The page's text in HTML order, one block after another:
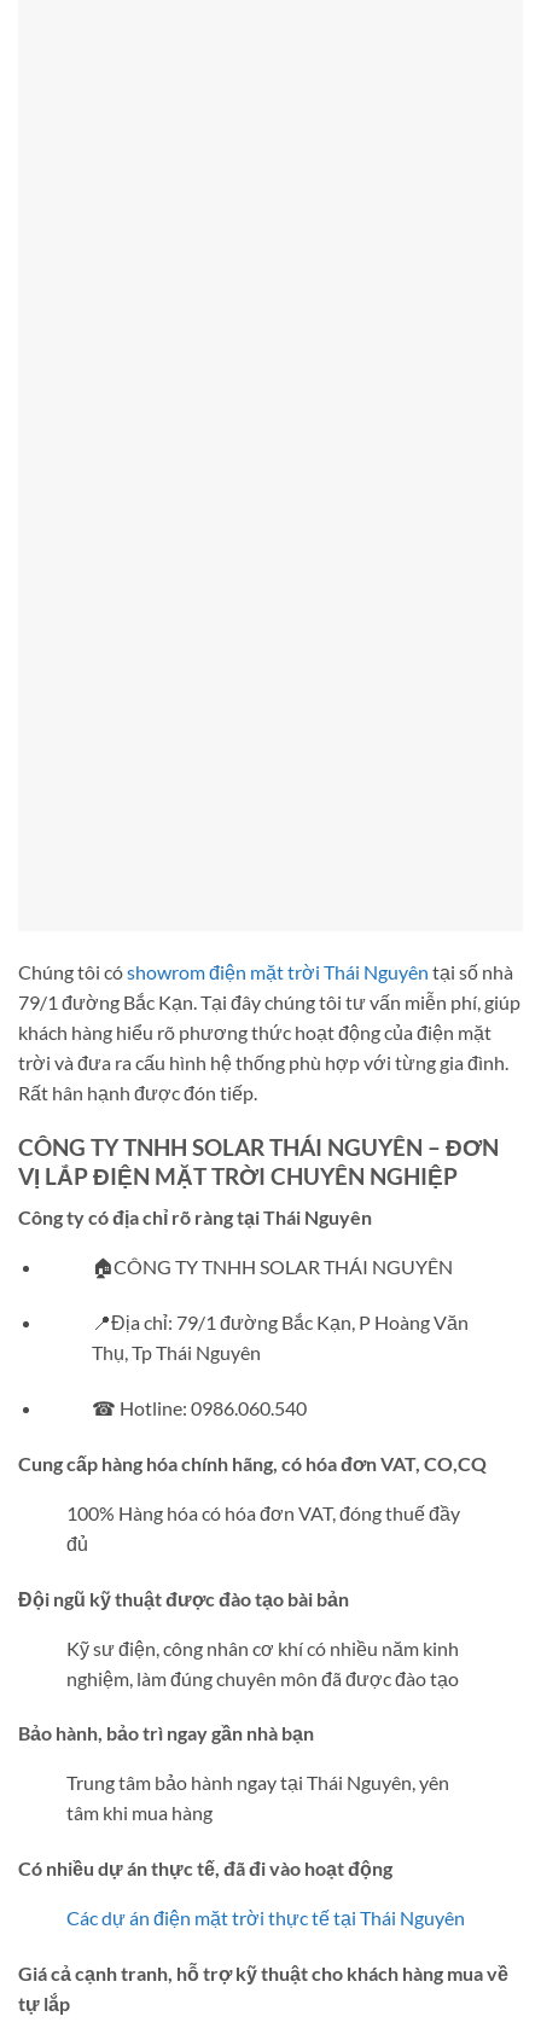
Chúng tôi cóshowrom điện mặt trời Thái Nguyên tại số nhà
79/1 đường Bắc Kạn. Tại đây chúng tôi tư vấn miễn phí, giúp
khách hàng hiểu rõ phương thức hoạt động của điện mặt
trời và đưa ra cấu hình hệ thống phù hợp với từng gia đình.
Rất hân hạnh được đón tiếp.
CÔNG TY TNHH SOLAR THÁI NGUYÊN – ĐƠN
VỊ LẮP ĐIỆN MẶT TRỜI CHUYÊN NGHIỆP
Công ty có địa chỉ rõ ràng tại Thái Nguyên
🏠CÔNG TY TNHH SOLAR THÁI NGUYÊN
📍Địa chỉ: 79/1 đường Bắc Kạn, P Hoàng Văn
Thụ, Tp Thái Nguyên
☎ Hotline: 0986.060.540
Cung cấp hàng hóa chính hãng, có hóa đơn VAT, CO,CQ
100% Hàng hóa có hóa đơn VAT, đóng thuế đầy
đủ
Đội ngũ kỹ thuật được đào tạo bài bản
Kỹ sư điện, công nhân cơ khí có nhiều năm kinh
nghiệm, làm đúng chuyên môn đã được đào tạo
Bảo hành, bảo trì ngay gần nhà bạn
Trung tâm bảo hành ngay tại Thái Nguyên, yên
tâm khi mua hàng
Có nhiều dự án thực tế, đã đi vào hoạt động
Các dự án điện mặt trời thực tế tại Thái Nguyên
Giá cả cạnh tranh, hỗ trợ kỹ thuật cho khách hàng mua về
tự lắp